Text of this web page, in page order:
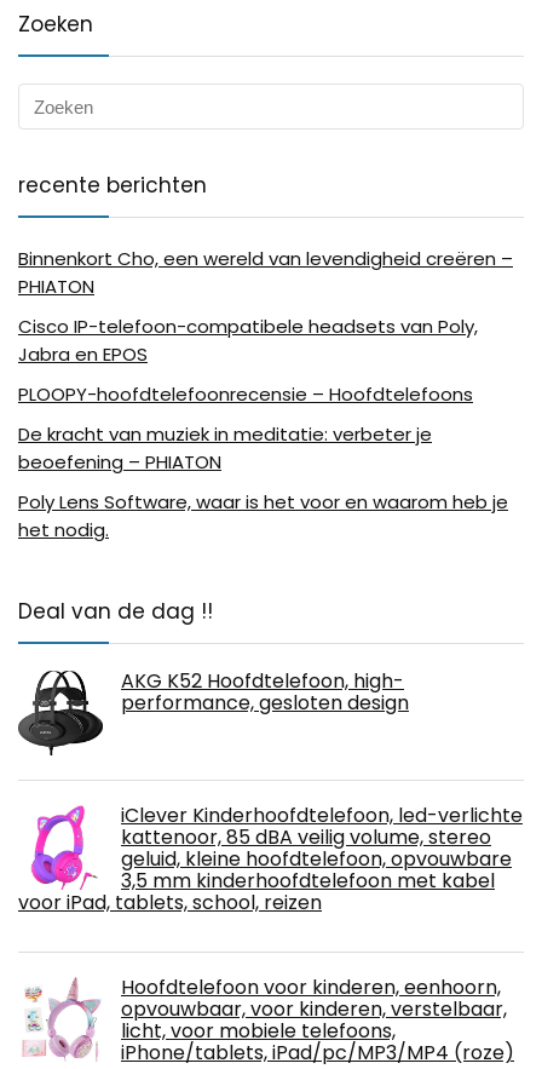
Zoeken
recente berichten
Binnenkort Cho, een wereld van levendigheid creëren –
PHIATON
Cisco IP-telefoon-compatibele headsets van Poly,
Jabra en EPOS
PLOOPY-hoofdtelefoonrecensie – Hoofdtelefoons
De kracht van muziek in meditatie: verbeter je
beoefening – PHIATON
Poly Lens Software, waar is het voor en waarom heb je
het nodig.
Deal van de dag !!
AKG K52 Hoofdtelefoon, high-
performance, gesloten design
iClever Kinderhoofdtelefoon, led-verlichte
kattenoor, 85 dBA veilig volume, stereo
geluid, kleine hoofdtelefoon, opvouwbare
3,5 mm kinderhoofdtelefoon met kabel
voor iPad, tablets, school, reizen
Hoofdtelefoon voor kinderen, eenhoorn,
opvouwbaar, voor kinderen, verstelbaar,
licht, voor mobiele telefoons,
iPhone/tablets, iPad/pc/MP3/MP4 (roze)